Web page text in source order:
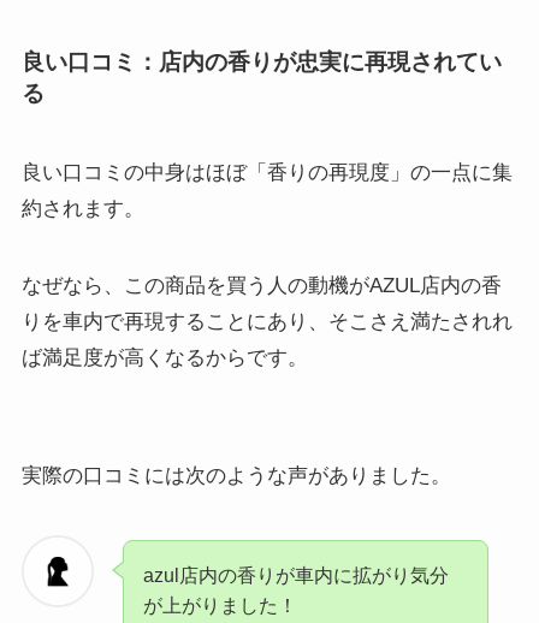
良い口コミ：店内の香りが忠実に再現されてい
る
良い口コミの中身はほぼ「香りの再現度」の一点に集
約されます。
なぜなら、この商品を買う人の動機がAZUL店内の香
りを車内で再現することにあり、そこさえ満たされれ
ば満足度が高くなるからです。
実際の口コミには次のような声がありました。
azul店内の香りが車内に拡がり気分
が上がりました！